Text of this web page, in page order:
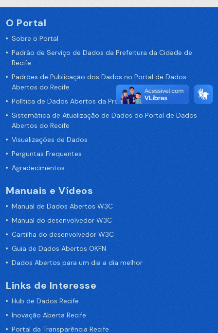
O Portal
Sobre o Portal
Padrão de Serviço de Dados da Prefeitura da Cidade de
Recife
Padrões de Publicação dos Dados no Portal de Dados
Abertos do Recife
Política de Dados Abertos da Prefeitura do Recife
Sistemática de Atualização de Dados do Portal de Dados
Abertos do Recife
Visualizações de Dados
Perguntas Frequentes
Agradecimentos
Manuais e Vídeos
Manual de Dados Abertos W3C
Manual do desenvolvedor W3C
Cartilha do desenvolvedor W3C
Guia de Dados Abertos OKFN
Dados Abertos para um dia a dia melhor
Links de Interesse
Hub de Dados Recife
Inovação Aberta Recife
Portal da Transparência Recife